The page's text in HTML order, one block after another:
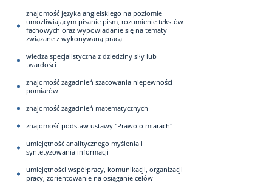
znajomość języka angielskiego na poziomie
umożliwiającym pisanie pism, rozumienie tekstów
fachowych oraz wypowiadanie się na tematy
związane z wykonywaną pracą
wiedza specjalistyczna z dziedziny siły lub
twardości
znajomość zagadnień szacowania niepewności
pomiarów
znajomość zagadnień matematycznych
znajomość podstaw ustawy "Prawo o miarach"
umiejętność analitycznego myślenia i
syntetyzowania informacji
umiejętności współpracy, komunikacji, organizacji
pracy, zorientowanie na osiąganie celów